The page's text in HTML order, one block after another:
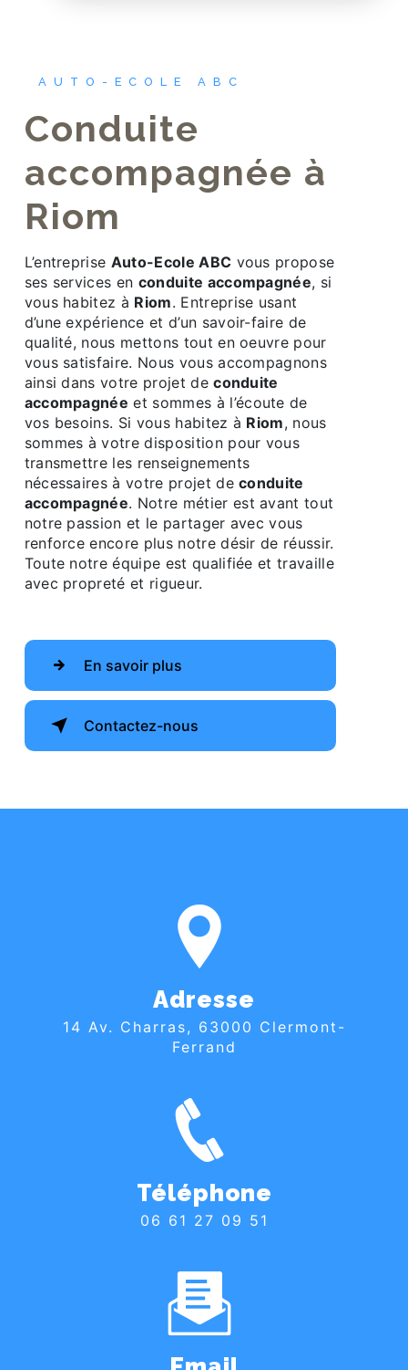
AUTO-ECOLE ABC
conduite
accompagnée à
Riom
L’entreprise Auto-Ecole ABC vous propose
ses services en conduite accompagnée, si
vous habitez à Riom. Entreprise usant
d’une expérience et d’un savoir-faire de
qualité, nous mettons tout en oeuvre pour
vous satisfaire. Nous vous accompagnons
ainsi dans votre projet deconduite
accompagnée et sommes à l’écoute de
vos besoins. Si vous habitez à Riom, nous
sommes à votre disposition pour vous
transmettre les renseignements
nécessaires à votre projet deconduite
accompagnée. Notre métier est avant tout
notre passion et le partager avec vous
renforce encore plus notre désir de réussir.
Toute notre équipe est qualifiée et travaille
avec propreté et rigueur.
En savoir plus
Contactez-nous
Adresse
14 Av. Charras, 63000 Clermont-
Ferrand
Téléphone
06 61 27 09 51